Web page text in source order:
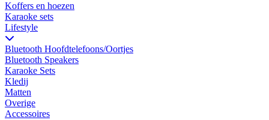
Koffers en hoezen
Karaoke sets
Lifestyle
Bluetooth Hoofdtelefoons/Oortjes
Bluetooth Speakers
Karaoke Sets
Kledij
Matten
Overige
Accessoires